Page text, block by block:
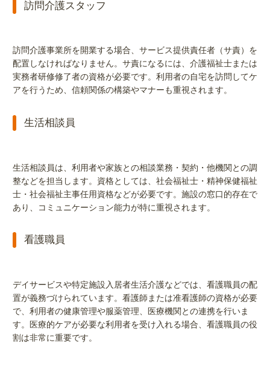
訪問介護スタッフ
訪問介護事業所を開業する場合、サービス提供責任者（サ責）を
配置しなければなりません。サ責になるには、介護福祉士または
実務者研修修了者の資格が必要です。利用者の自宅を訪問してケ
アを行うため、信頼関係の構築やマナーも重視されます。
生活相談員
生活相談員は、利用者や家族との相談業務・契約・他機関との調
整などを担当します。資格としては、社会福祉士・精神保健福祉
士・社会福祉主事任用資格などが必要です。施設の窓口的存在で
あり、コミュニケーション能力が特に重視されます。
看護職員
デイサービスや特定施設入居者生活介護などでは、看護職員の配
置が義務づけられています。看護師または准看護師の資格が必要
で、利用者の健康管理や服薬管理、医療機関との連携を行いま
す。医療的ケアが必要な利用者を受け入れる場合、看護職員の役
割は非常に重要です。